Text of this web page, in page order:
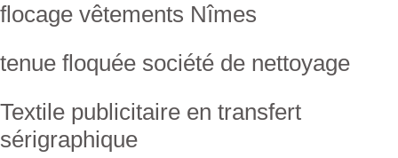
flocage vêtements Nîmes
tenue floquée société de nettoyage
Textile publicitaire en transfert
sérigraphique